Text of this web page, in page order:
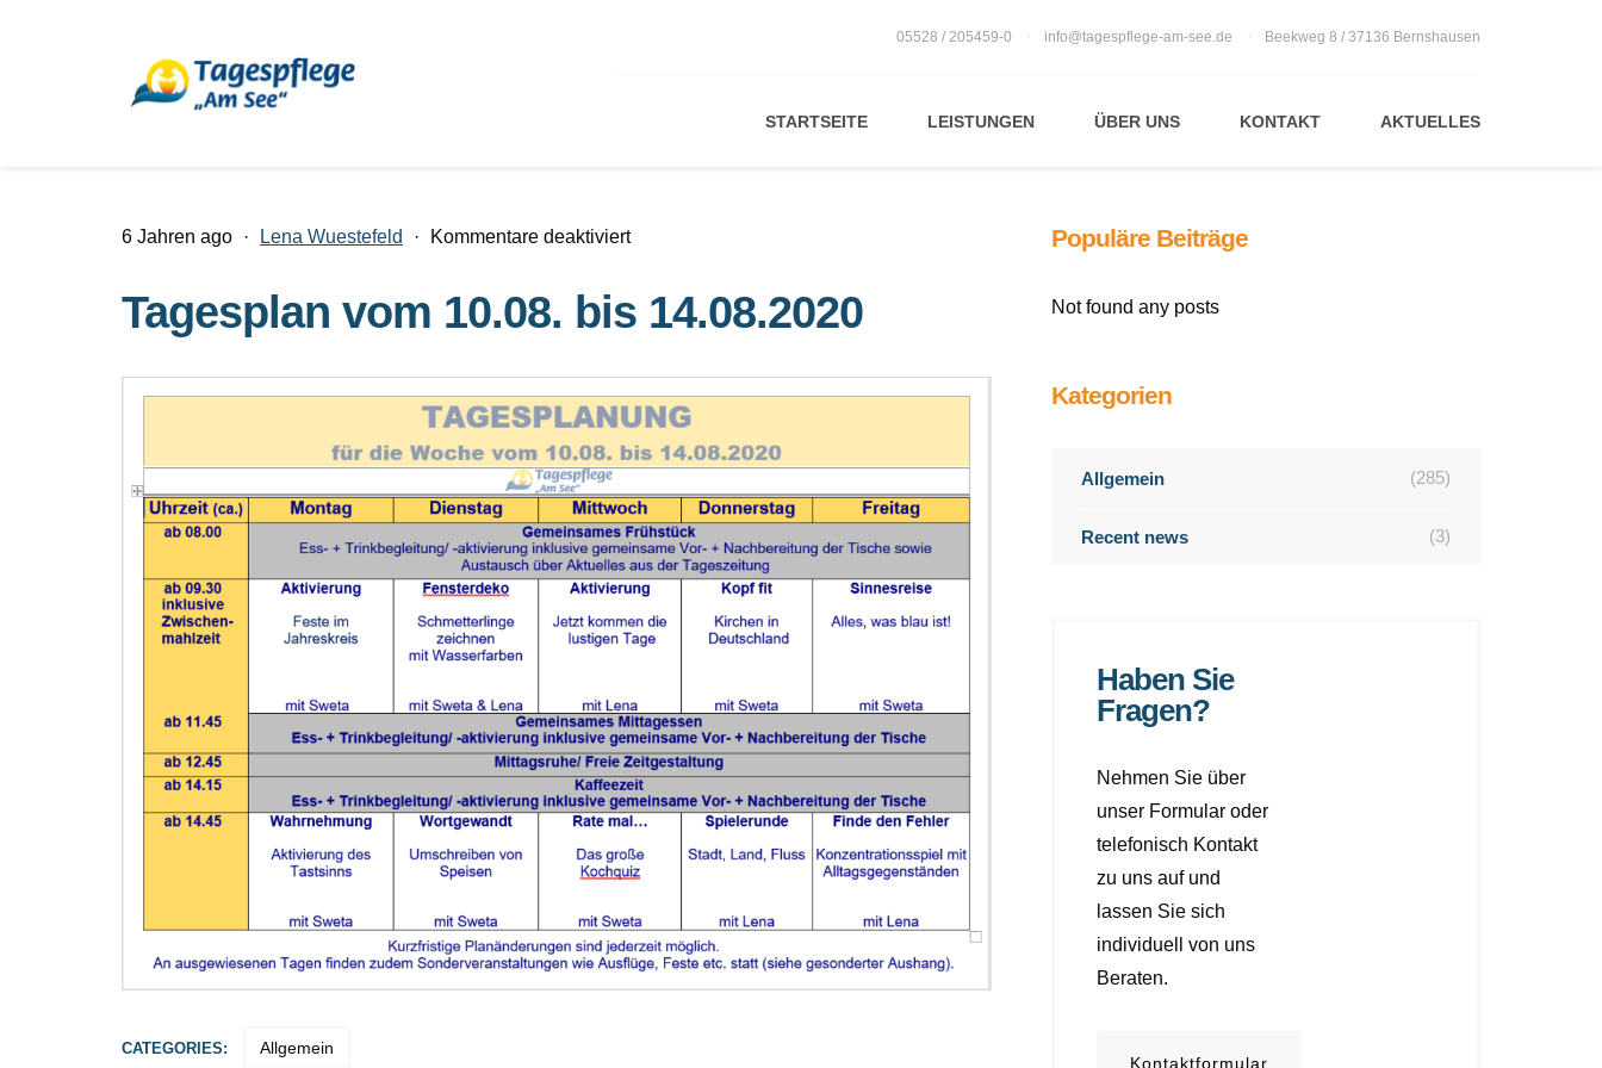
05528 / 205459-0 info@tagespflege-am-see.de Beekweg 8 / 37136 Bernshausen
STARTSEITE LEISTUNGEN ÜBER UNS KONTAKT AKTUELLES
6 Jahren ago · Lena Wuestefeld · Kommentare deaktiviertfür
vom
14.08.2020
Tagesplan vom 10.08. bis 14.08.2020
CATEGORIES: Allgemein
Populäre Beiträge
Not found any posts
Kategorien
Allgemein (285)
Recent news (3)
Haben Sie
Fragen?
Nehmen Sie über
unser Formular oder
telefonisch Kontakt
zu uns auf und
lassen Sie sich
individuell von uns
Beraten.
Kontaktformular